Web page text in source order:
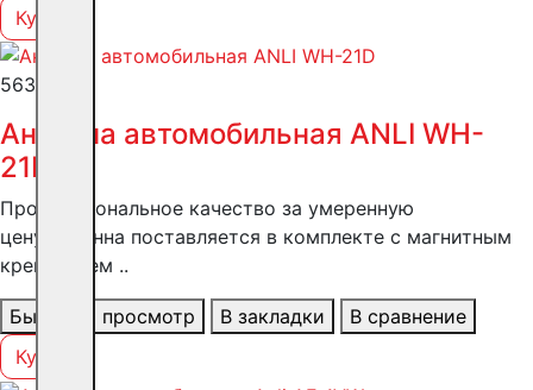
Купить
5638 ₽
Антенна автомобильная ANLI WH-
21D
Профессиональное качество за умеренную
цену;Антенна поставляется в комплекте с магнитным
креплением ..
Быстрый просмотр В закладки
В сравнение
Купить